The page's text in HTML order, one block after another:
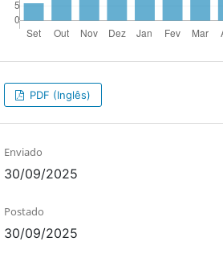
PDF (Inglês)
Enviado
30/09/2025
Postado
30/09/2025